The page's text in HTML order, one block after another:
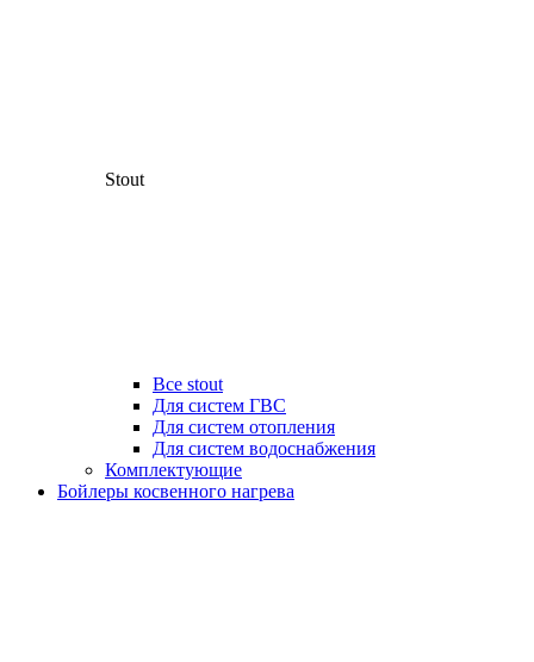
Stout
Все stout
Для систем ГВС
Для систем отопления
Для систем водоснабжения
Комплектующие
Бойлеры косвенного нагрева